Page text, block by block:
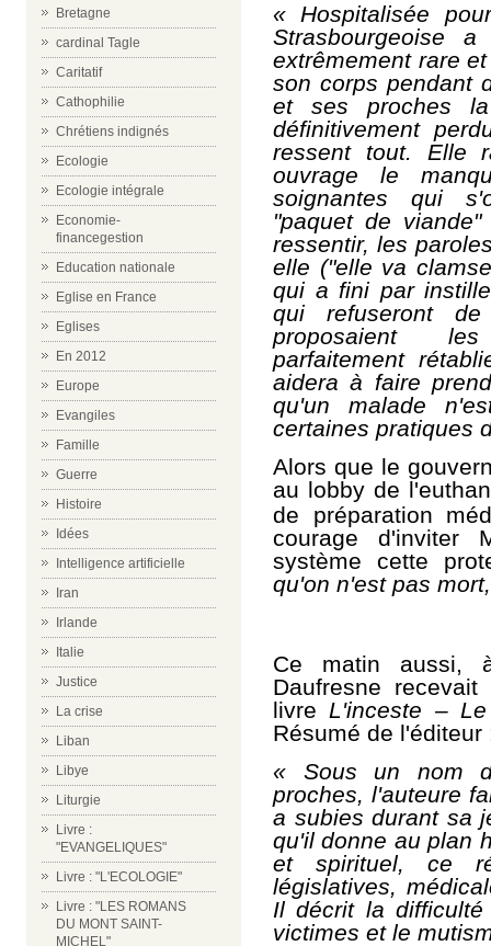
Bretagne
cardinal Tagle
Caritatif
Cathophilie
Chrétiens indignés
Ecologie
Ecologie intégrale
Economie-
financegestion
Education nationale
Eglise en France
Eglises
En 2012
Europe
Evangiles
Famille
Guerre
Histoire
Idées
Intelligence artificielle
Iran
Irlande
Italie
Justice
La crise
Liban
Libye
Liturgie
Livre :
"EVANGELIQUES"
Livre : "L'ECOLOGIE"
Livre : "LES ROMANS
DU MONT SAINT-
MICHEL"
« Hospitalisée
Strasbourgeoise
extrêmement rare
son corps pendant
et ses proches
définitivement
ressent tout. Elle
ouvrage le
soignantes qui
"paquet de
ressentir, les
elle ("elle va
qui a fini par
qui refuseront
proposaient
parfaitement
aidera à faire
qu'un malade
certaines pratiques
Alors que le
au lobby de
de préparation
courage d'inviter
système cette
qu'on n'est pas
Ce matin aussi,
Daufresne
livre L'inceste –
Résumé de l'éditeur
« Sous un nom
proches, l'auteure
a subies durant sa
qu'il donne au plan
et spirituel, ce
législatives,
Il décrit la
victimes et le